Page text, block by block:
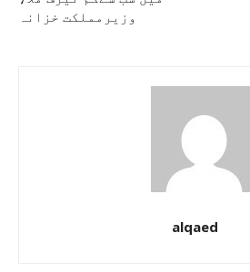
وزیرمملکت خزانہ
alqaed